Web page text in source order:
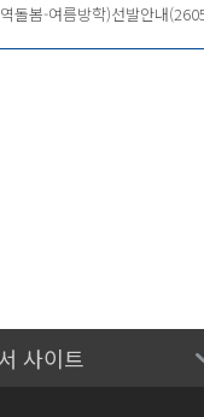
돌봄-여름방학)선발안내
사이트